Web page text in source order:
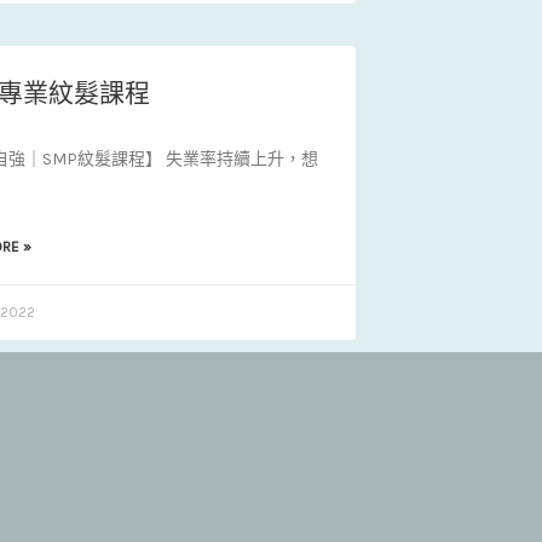
業紋髮課程
強｜SMP紋髮課程】 失業率持續上升，想
»